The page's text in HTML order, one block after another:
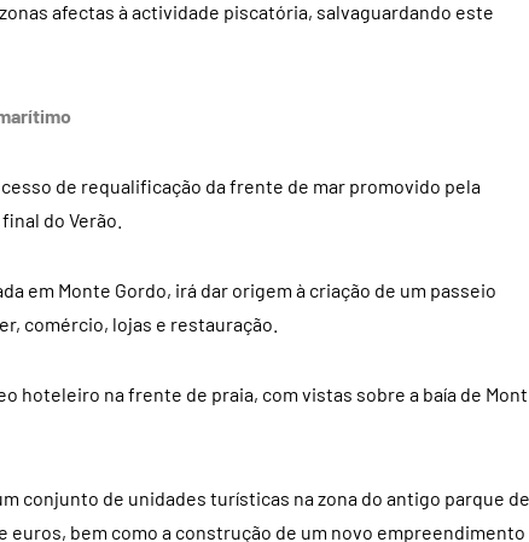
afectas à actividade piscatória, salvaguardando este
de requalificação da frente de mar promovido pela
do Verão.
em Monte Gordo, irá dar origem à criação de um passeio
comércio, lojas e restauração.
hoteleiro na frente de praia, com vistas sobre a baía de
conjunto de unidades turísticas na zona do antigo parque de
euros, bem como a construção de um novo empreendimento